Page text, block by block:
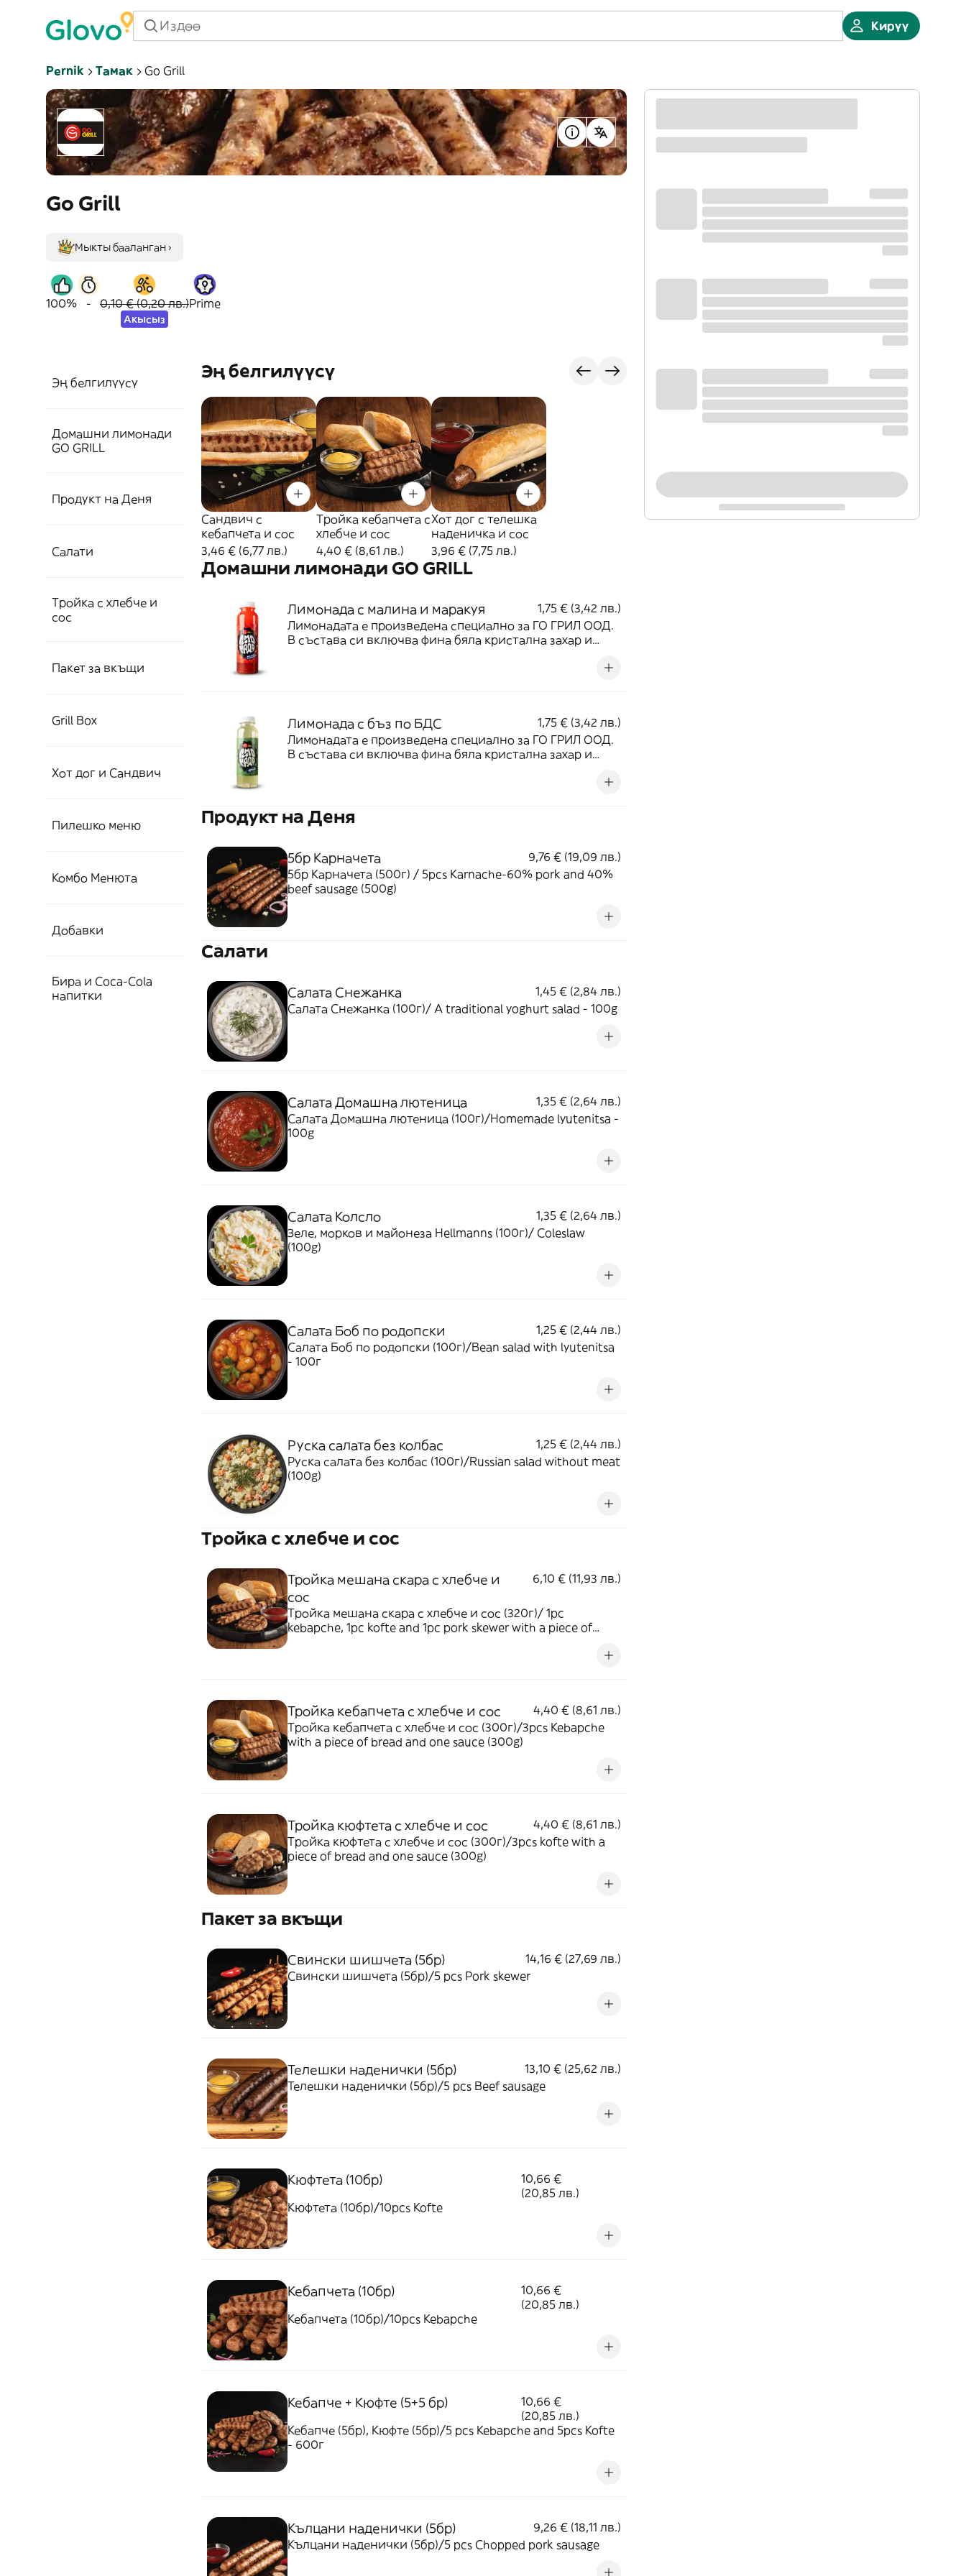
Кирүү
Pernik Тамак Go Grill
Go Grill
Мыкты бааланган ›
100% - 0,10 € (0,20 лв.)
Акысыз
Prime
Эң белгилүүсү
Домашни лимонади
GO GRILL
Продукт на Деня
Салати
Тройка с хлебче и
сос
Пакет за вкъщи
Grill Box
Хот дог и Сандвич
Пилешко меню
Комбо Менюта
Добавки
Бира и Coca-Cola
напитки
Эң белгилүүсү
Сандвич с
кебапчета и сос
3,46 € (6,77 лв.)
Тройка кебапчета с
хлебче и сос
4,40 € (8,61 лв.)
Хот дог с телешка
наденичка и сос
3,96 € (7,75 лв.)
Домашни лимонади GO GRILL
Лимонада с малина и маракуя
1,75 € (3,42 лв.)
Лимонадата е произведена специално за ГО ГРИЛ ООД.
В състава си включва фина бяла кристална захар и
- без консерванти, оцветители и подобрители - 400мл
Лимонада с бъз по БДС
1,75 € (3,42 лв.)
Лимонадата е произведена специално за ГО ГРИЛ ООД.
В състава си включва фина бяла кристална захар и
- без консерванти, оцветители и подобрители - 400мл
Продукт на Деня
5бр Карначета
9,76 € (19,09 лв.)
5бр Карначета (500г) / 5pcs Karnache-60% pork and 40%
beef sausage (500g)
Салати
Салата Снежанка
1,45 € (2,84 лв.)
Салата Снежанка (100г)/ A traditional yoghurt salad - 100g
Салата Домашна лютеница
1,35 € (2,64 лв.)
Салата Домашна лютеница (100г)/Homemade lyutenitsa -
100g
Салата Колсло
1,35 € (2,64 лв.)
Зеле, морков и майонеза Hellmanns (100г)/ Coleslaw
(100g)
Cалата Боб по родопски
1,25 € (2,44 лв.)
Cалата Боб по родопски (100г)/Bean salad with lyutenitsa
- 100г
Руска салата без колбас
1,25 € (2,44 лв.)
Руска салата без колбас (100г)/Russian salad without meat
(100g)
Тройка с хлебче и сос
Тройка мешана скара с хлебче и
сос
6,10 € (11,93 лв.)
Тройка мешана скара с хлебче и сос (320г)/ 1pc
kebapche, 1pc kofte and 1pc pork skewer with a piece of
Тройка кебапчета с хлебче и сос
4,40 € (8,61 лв.)
Тройка кебапчета с хлебче и сос (300г)/3pcs Kebapche
with a piece of bread and one sauce (300g)
Тройка кюфтета с хлебче и сос
4,40 € (8,61 лв.)
Тройка кюфтета с хлебче и сос (300г)/3pcs kofte with a
piece of bread and one sauce (300g)
Пакет за вкъщи
Свински шишчета (5бр)
14,16 € (27,69 лв.)
Свински шишчета (5бр)/5 pcs Pork skewer
Телешки наденички (5бр)
13,10 € (25,62 лв.)
Телешки наденички (5бр)/5 pcs Beef sausage
Кюфтета (10бр)
10,66 €
(20,85 лв.)
Кюфтета (10бр)/10pcs Kofte
Кебапчета (10бр)
10,66 €
(20,85 лв.)
Кебапчета (10бр)/10pcs Kebapche
Кебапче + Кюфте (5+5 бр)
10,66 €
(20,85 лв.)
Кебапче (5бр), Кюфте (5бр)/5 pcs Kebapche and 5pcs Kofte
- 600г
Кълцани наденички (5бр)
9,26 € (18,11 лв.)
Кълцани наденички (5бр)/5 pcs Chopped pork sausage